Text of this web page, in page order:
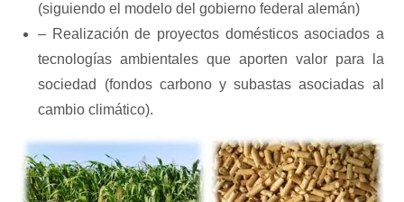
(siguiendo el modelo del gobierno federal alemán)
– Realización de proyectos domésticos asociados a
tecnologías ambientales que aporten valor para la
sociedad (fondos carbono y subastas asociadas al
cambio climático).